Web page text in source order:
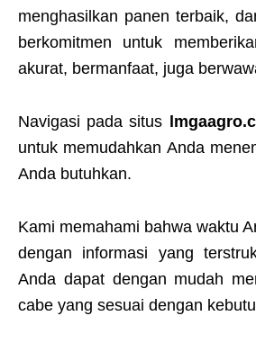
menghasilkan panen terbaik,
berkomitmen untuk
akurat, bermanfaat, juga
Navigasi pada situs
untuk memudahkan Anda
Anda butuhkan.
Kami memahami bahwa waktu
dengan informasi yang
Anda dapat dengan mudah
cabe yang sesuai dengan